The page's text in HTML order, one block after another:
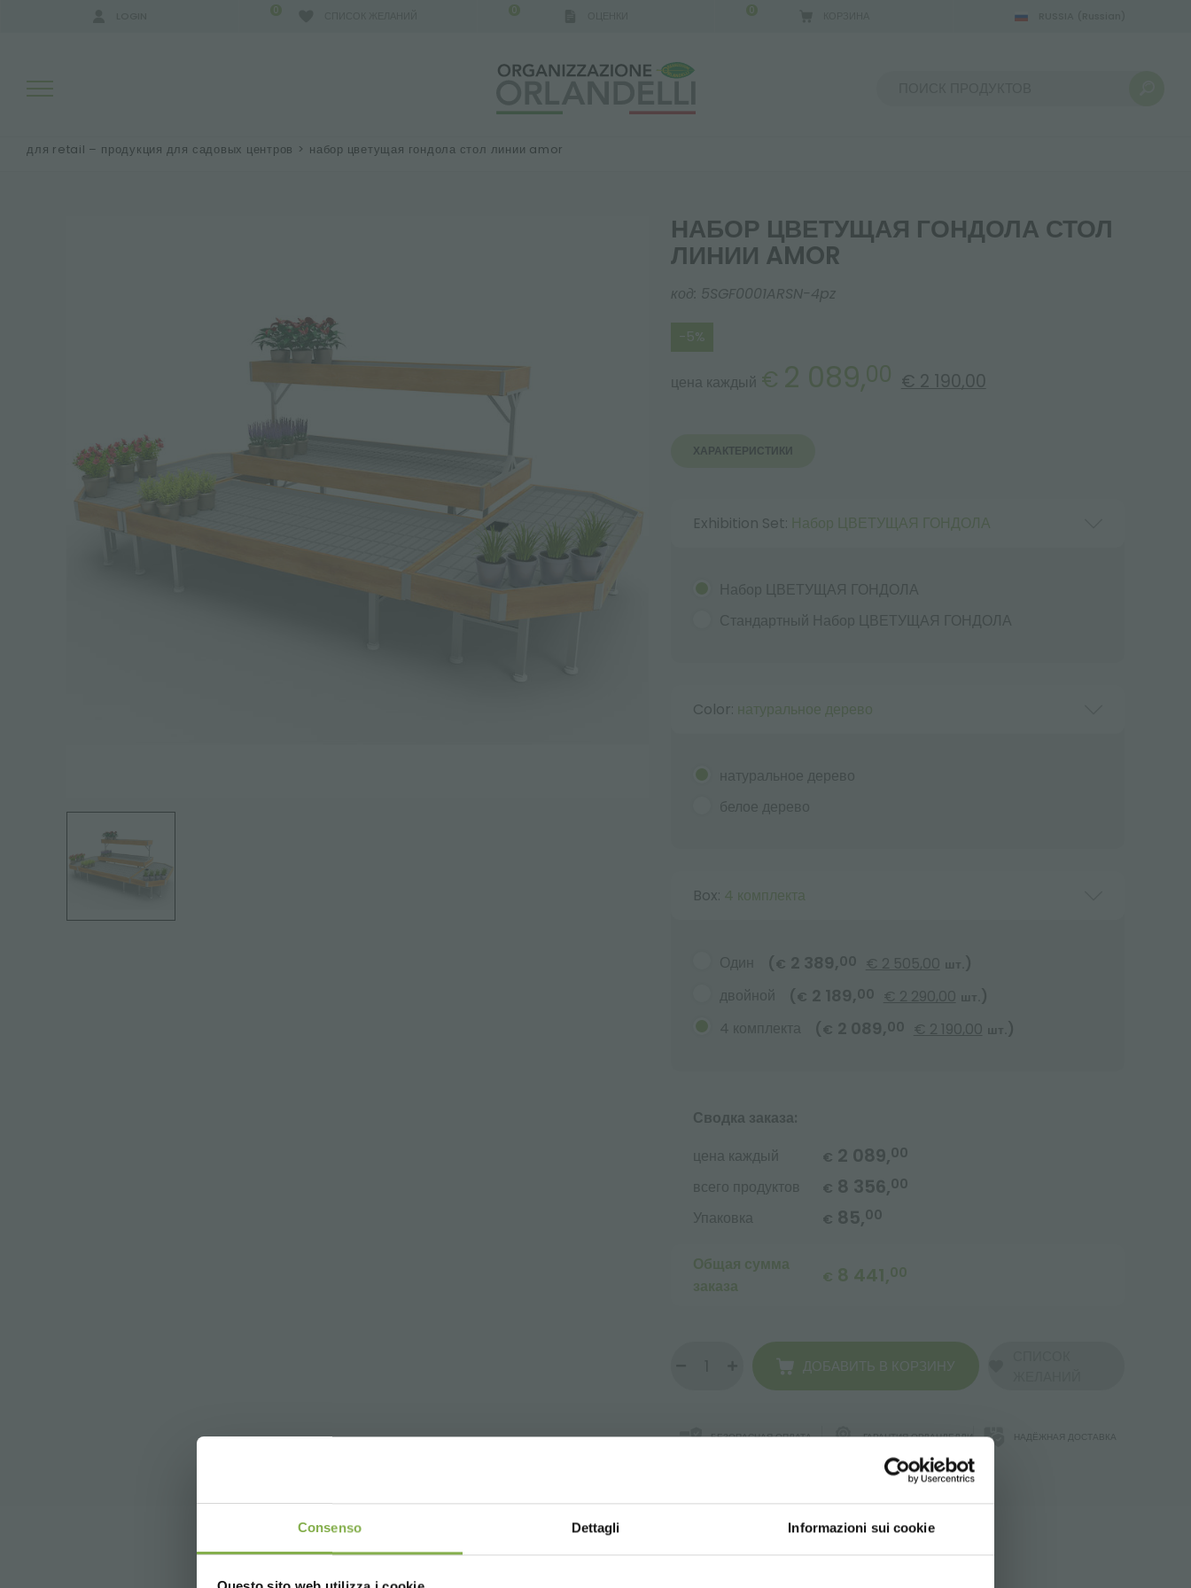
Consenso Dettagli Informazioni sui cookie
0 0 0
для retail – продукция для садовых центров > набор цветущая гондола стол линии amor
НАБОР ЦВЕТУЩАЯ ГОНДОЛА СТОЛ
ЛИНИИ AMOR
код: 5SGF0001ARSN-4pz
-5%
цена каждый € 2 089,00 € 2 190,00
ХАРАКТЕРИСТИКИ
Exhibition Set: Набор ЦВЕТУЩАЯ ГОНДОЛА
Набор ЦВЕТУЩАЯ ГОНДОЛА
Стандартный Набор ЦВЕТУЩАЯ ГОНДОЛА
Color: натуральное дерево
натуральное дерево
белое дерево
Box: 4 комплекта
Один ( € 2 389,00 € 2 505,00 шт. )
двойной
( € 2 189,00 € 2 290,00 шт. )
4 комплекта
( € 2 089,00 € 2 190,00 шт. )
Сводка заказа:
цена каждый
€ 2 089,00
всего продуктов € 8 356,00
Упаковка € 85,00
Общая сумма
заказа
€ 8 441,00
ДОБАВИТЬ В КОРЗИНУ
БЕЗОПАСНАЯ ОПЛАТА ГАРАНТИЯ ОРЛАНДЕЛЛИ НАДЁЖНАЯ ДОСТАВКА
СКАЧАТЬ ТЕХНИЧЕСКИЙ